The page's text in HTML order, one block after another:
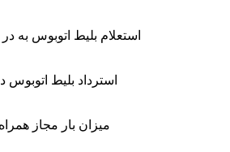
استعلام بلیط اتوبوس به
استرداد بلیط اتوبوس
میزان بار مجاز